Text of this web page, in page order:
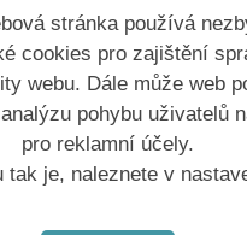
ODESLAT
přístupnosti Mapa webu
- 2026 Základní škola
stránka používá
cookies pro zajištění
webu. Dále může web
pohybu uživatelů
pro reklamní účely.
tak je, naleznete v